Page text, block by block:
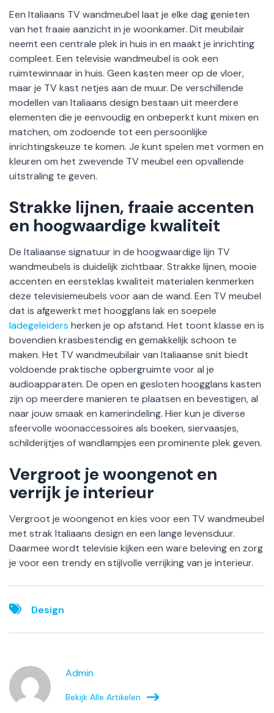
Een Italiaans TV wandmeubel laat je elke dag genieten
van het fraaie aanzicht in je woonkamer. Dit meubilair
neemt een centrale plek in huis in en maakt je inrichting
compleet. Een televisie wandmeubel is ook een
ruimtewinnaar in huis. Geen kasten meer op de vloer,
maar je TV kast netjes aan de muur. De verschillende
modellen van Italiaans design bestaan uit meerdere
elementen die je eenvoudig en onbeperkt kunt mixen en
matchen, om zodoende tot een persoonlijke
inrichtingskeuze te komen. Je kunt spelen met vormen en
kleuren om het zwevende TV meubel een opvallende
uitstraling te geven.
Strakke lijnen, fraaie accenten
en hoogwaardige kwaliteit
De Italiaanse signatuur in de hoogwaardige lijn TV
wandmeubels is duidelijk zichtbaar. Strakke lijnen, mooie
accenten en eersteklas kwaliteit materialen kenmerken
deze televisiemeubels voor aan de wand. Een TV meubel
dat is afgewerkt met hoogglans lak en soepele
ladegeleiders herken je op afstand. Het toont klasse en is
bovendien krasbestendig en gemakkelijk schoon te
maken. Het TV wandmeubilair van Italiaanse snit biedt
voldoende praktische opbergruimte voor al je
audioapparaten. De open en gesloten hoogglans kasten
zijn op meerdere manieren te plaatsen en bevestigen, al
naar jouw smaak en kamerindeling. Hier kun je diverse
sfeervolle woonaccessoires als boeken, siervaasjes,
schilderijtjes of wandlampjes een prominente plek geven.
Vergroot je woongenot en
verrijk je interieur
Vergroot je woongenot en kies voor een TV wandmeubel
met strak Italiaans design en een lange levensduur.
Daarmee wordt televisie kijken een ware beleving en zorg
je voor een trendy en stijlvolle verrijking van je interieur.
Design
Admin
Bekijk Alle Artikelen